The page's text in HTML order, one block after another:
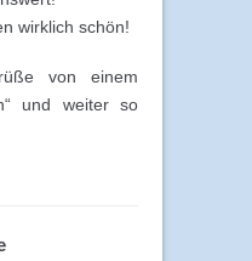
wirklich schön!
von einem
und weiter so